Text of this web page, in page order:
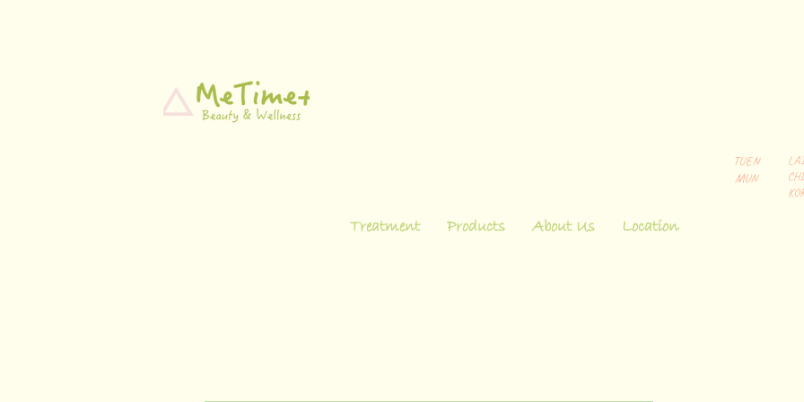
TUEN
MUN
LAI
CHI
KOK
Treatment Products About Us Location